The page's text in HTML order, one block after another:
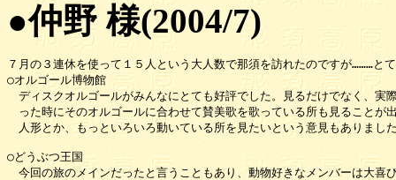
●仲野 様(2004/7)
７月の３連休を使って１５人という大人数で那須を訪れたのですが………
○オルゴール博物館
ディスクオルゴールがみんなにとても好評でした。見るだけでなく、実
った時にそのオルゴールに合わせて賛美歌を歌っている所も見ることが
人形とか、もっといろいろ動いている所を見たいという意見もありまし
○どうぶつ王国
今回の旅のメインだったと言うこともあり、動物好きなメンバーは大喜